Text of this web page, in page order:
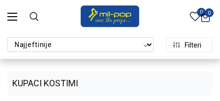
0 0
KUPACI KOSTIMI
Filteri